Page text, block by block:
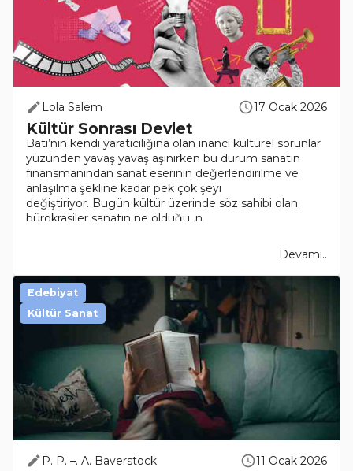
Lola Salem 17 Ocak 2026
Kültür Sonrası Devlet
Batı’nın kendi yaratıcılığına olan inancı kültürel sorunlar
yüzünden yavaş yavaş aşınırken bu durum sanatın
finansmanından sanat eserinin değerlendirilme ve
anlaşılma şekline kadar pek çok şeyi
değiştiriyor. Bugün kültür üzerinde söz sahibi olan
bürokrasiler sanatın ne olduğu, n..
Devamı..
P. P. –. A. Baverstock 11 Ocak 2026
Edebiyat
Kültür Sanat